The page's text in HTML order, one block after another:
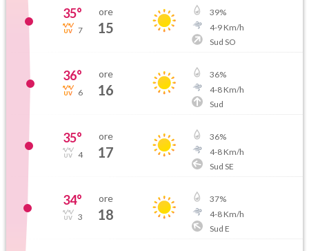
35°
7
ore
15
39%
4-9Km/h
Sud SO
36°
6
ore
16
36%
4-8Km/h
Sud
35°
4
ore
17
36%
4-8Km/h
Sud SE
34°
3
ore
18
37%
4-8Km/h
Sud E